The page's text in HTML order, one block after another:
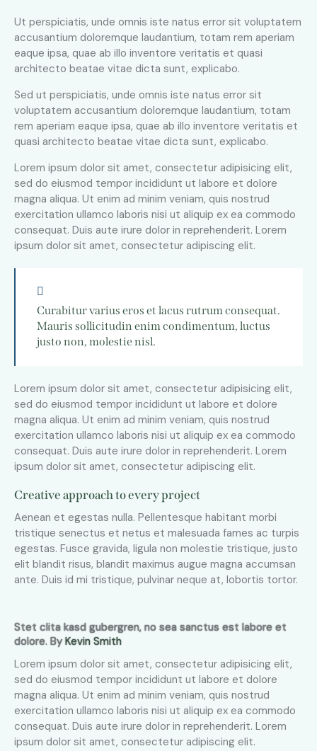
Ut perspiciatis, unde omnis iste natus error sit voluptatem
accusantium doloremque laudantium, totam rem aperiam
eaque ipsa, quae ab illo inventore veritatis et quasi
architecto beatae vitae dicta sunt, explicabo.
Sed ut perspiciatis, unde omnis iste natus error sit
voluptatem accusantium doloremque laudantium, totam
rem aperiam eaque ipsa, quae ab illo inventore veritatis et
quasi architecto beatae vitae dicta sunt, explicabo.
Lorem ipsum dolor sit amet, consectetur adipisicing elit,
sed do eiusmod tempor incididunt ut labore et dolore
magna aliqua. Ut enim ad minim veniam, quis nostrud
exercitation ullamco laboris nisi ut aliquip ex ea commodo
consequat. Duis aute irure dolor in reprehenderit. Lorem
ipsum dolor sit amet, consectetur adipiscing elit.
Curabitur varius eros et lacus rutrum consequat.
Mauris sollicitudin enim condimentum, luctus
justo non, molestie nisl.
Lorem ipsum dolor sit amet, consectetur adipisicing elit,
sed do eiusmod tempor incididunt ut labore et dolore
magna aliqua. Ut enim ad minim veniam, quis nostrud
exercitation ullamco laboris nisi ut aliquip ex ea commodo
consequat. Duis aute irure dolor in reprehenderit. Lorem
ipsum dolor sit amet, consectetur adipiscing elit.
Creative approach to every project
Aenean et egestas nulla. Pellentesque habitant morbi
tristique senectus et netus et malesuada fames ac turpis
egestas. Fusce gravida, ligula non molestie tristique, justo
elit blandit risus, blandit maximus augue magna accumsan
ante. Duis id mi tristique, pulvinar neque at, lobortis tortor.
Stet clita kasd gubergren, no sea sanctus est labore et
dolore. ByKevin Smith
Lorem ipsum dolor sit amet, consectetur adipisicing elit,
sed do eiusmod tempor incididunt ut labore et dolore
magna aliqua. Ut enim ad minim veniam, quis nostrud
exercitation ullamco laboris nisi ut aliquip ex ea commodo
consequat. Duis aute irure dolor in reprehenderit. Lorem
ipsum dolor sit amet, consectetur adipiscing elit.